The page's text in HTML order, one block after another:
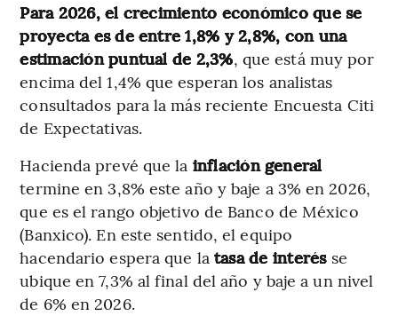
Para 2026, el crecimiento económico que se
proyecta es de entre 1,8% y 2,8%, con una
estimación puntual de 2,3%, que está muy por
encima del 1,4% que esperan los analistas
consultados para la más reciente Encuesta Citi
de Expectativas.
Hacienda prevé que la inflación general
termine en 3,8% este año y baje a 3% en 2026,
que es el rango objetivo de Banco de México
(Banxico). En este sentido, el equipo
hacendario espera que la tasa de interés se
ubique en 7,3% al final del año y baje a un nivel
de 6% en 2026.